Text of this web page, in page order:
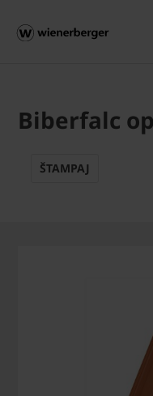
Biberfalc
ŠTAMPAJ